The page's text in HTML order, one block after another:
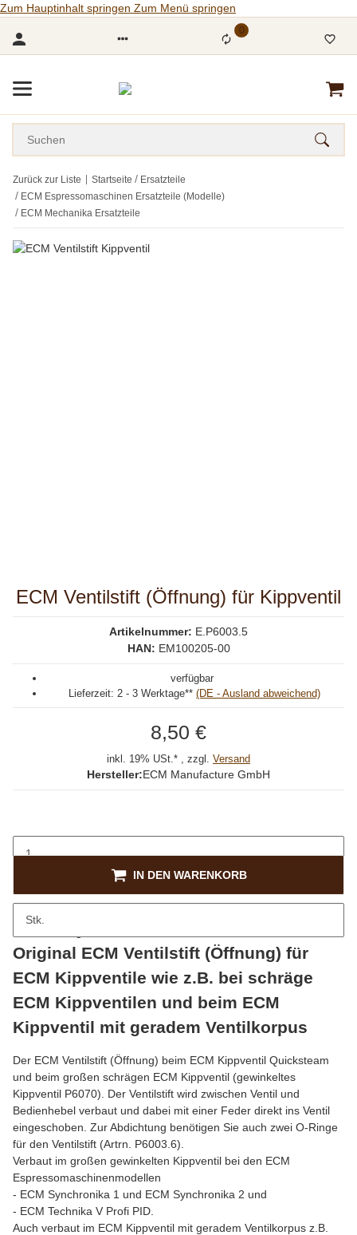
Zum Hauptinhalt springen Zum Menü springen
0
Zurück zur Liste Startseite
Ersatzteile
ECM Espressomaschinen Ersatzteile (Modelle)
ECM Mechanika Ersatzteile
ECM Ventilstift (Öffnung) für Kippventil
Artikelnummer: E.P6003.5
HAN: EM100205-00
verfügbar
Lieferzeit: 2 - 3 Werktage** (DE - Ausland abweichend)
8,50 €
inkl. 19% USt.* , zzgl. Versand
Hersteller:ECM Manufacture GmbH
Stk.
IN DEN WARENKORB
Original ECM Ventilstift (Öffnung) für
ECM Kippventile wie z.B. bei schräge
ECM Kippventilen und beim ECM
Kippventil mit geradem Ventilkorpus
Der ECM Ventilstift (Öffnung) beim ECM Kippventil Quicksteam
und beim großen schrägen ECM Kippventil (gewinkeltes
Kippventil P6070). Der Ventilstift wird zwischen Ventil und
Bedienhebel verbaut und dabei mit einer Feder direkt ins Ventil
eingeschoben. Zur Abdichtung benötigen Sie auch zwei O-Ringe
für den Ventilstift (Artrn. P6003.6).
Verbaut im großen gewinkelten Kippventil bei den ECM
Espressomaschinenmodellen
- ECM Synchronika 1 und ECM Synchronika 2 und
- ECM Technika V Profi PID.
Auch verbaut im ECM Kippventil mit geradem Ventilkorpus z.B.